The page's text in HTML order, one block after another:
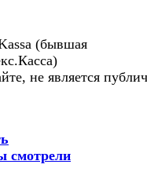
не является
смотрели